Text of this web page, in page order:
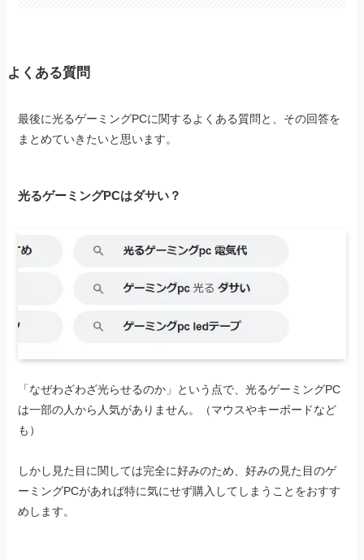
よくある質問
最後に光るゲーミングPCに関するよくある質問と、その回答を
まとめていきたいと思います。
光るゲーミングPCはダサい？
「なぜわざわざ光らせるのか」という点で、光るゲーミングPC
は一部の人から人気がありません。（マウスやキーボードなど
も）
しかし見た目に関しては完全に好みのため、好みの見た目のゲ
ーミングPCがあれば特に気にせず購入してしまうことをおすす
めします。